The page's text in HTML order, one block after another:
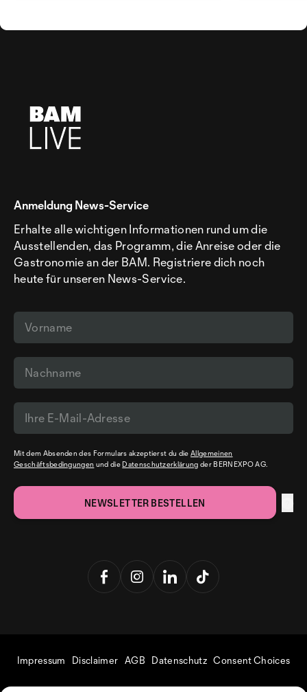
Anmeldung News-Service
Erhalte alle wichtigen Informationen rund um die
Ausstellenden, das Programm, die Anreise oder die
Gastronomie an der BAM. Registriere dich noch
heute für unseren News-Service.
Mit dem Absenden des Formulars akzeptierst du dieAllgemeinen
Geschäftsbedingungen und die Datenschutzerklärung der BERNEXPO AG.
Impressum Disclaimer AGB Datenschutz Consent Choices